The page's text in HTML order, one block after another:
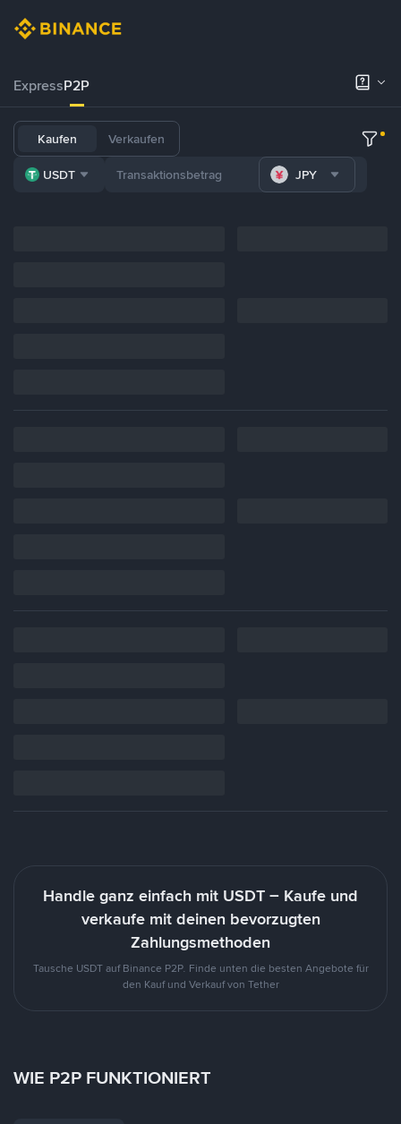
ExpressP2P
Kaufen Verkaufen
USDT JPY
Handle ganz einfach mit USDT – Kaufe und
verkaufe mit deinen bevorzugten
Zahlungsmethoden
Tausche USDT auf Binance P2P. Finde unten die besten Angebote für
den Kauf und Verkauf von Tether
WIE P2P FUNKTIONIERT